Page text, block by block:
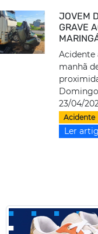
JOVEM
GRAVE
Acidente
manhã
23/04/
Acidente
Ler